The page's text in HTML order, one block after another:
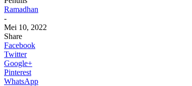
Ramadhan
-
Mei 10, 2022
Share
Facebook
Twitter
Google+
Pinterest
WhatsApp